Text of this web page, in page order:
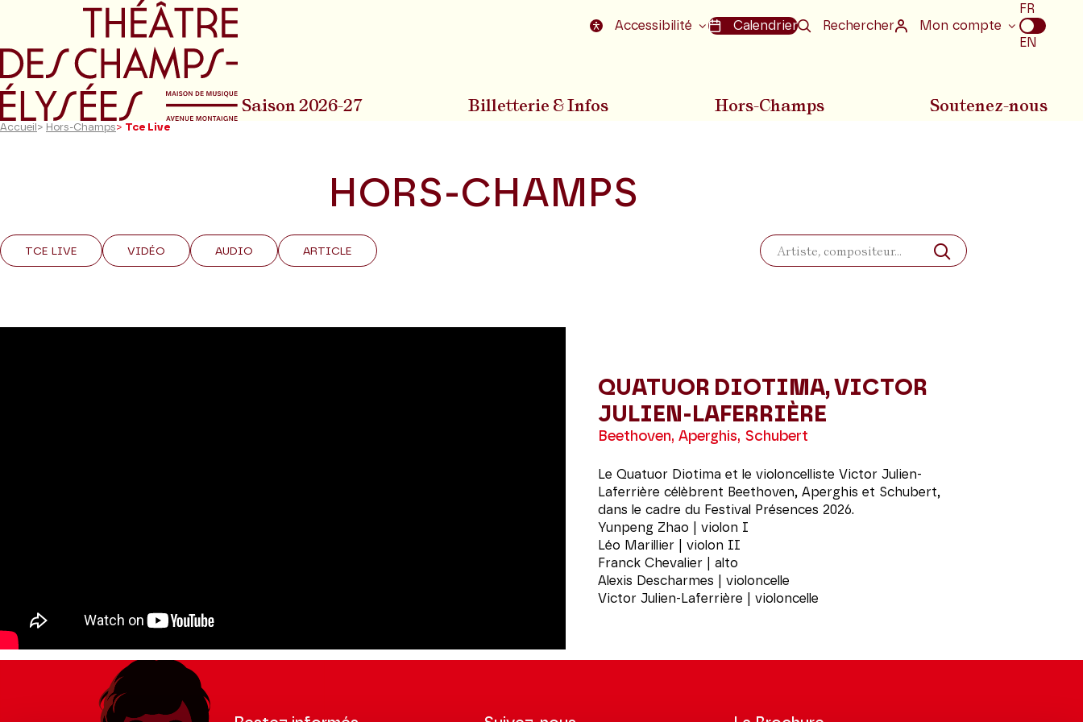
Aller au menu principal Aller au pied de la page Accessibilité Calendrier Rechercher Mon compte
Choix
de
la
FR
EN
Saison 2026-27 Billetterie & Infos Hors-Champs Soutenez-nous
Accueil > Hors-Champs> Tce Live
HORS-CHAMPS
TCE LIVE VIDÉO AUDIO ARTICLE
Rechercher
QUATUOR DIOTIMA, VICTOR
JULIEN-LAFERRIÈRE
Beethoven, Aperghis, Schubert
Le Quatuor Diotima et le violoncelliste Victor Julien-
Laferrière célèbrent Beethoven, Aperghis et Schubert,
dans le cadre du Festival Présences 2026.
Yunpeng Zhao | violon I
Léo Marillier | violon II
Franck Chevalier | alto
Alexis Descharmes | violoncelle
Victor Julien-Laferrière | violoncelle